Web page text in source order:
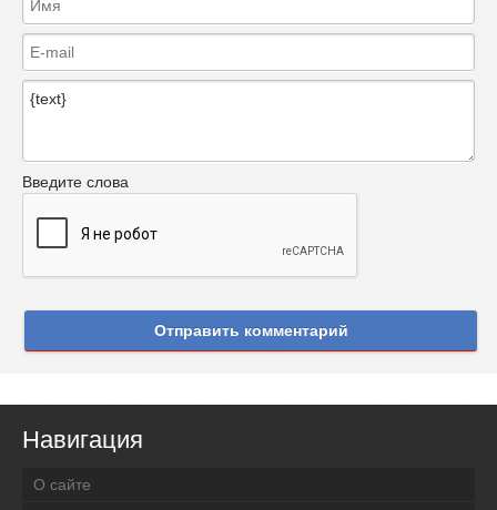
Введите слова
Отправить комментарий
Навигация
О сайте